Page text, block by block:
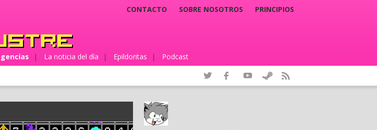
CONTACTO SOBRE NOSOTROS PRINCIPIOS
| La noticia del día | Epildoritas | Podcast